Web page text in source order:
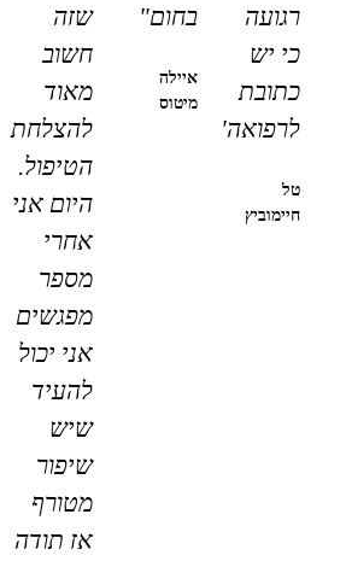
רגועה
כי יש
כתובת
לרפואה"
טל
חיימוביץ
בחום"
איילה
מיטוס
שזה
חשוב
מאוד
להצלחת
הטיפול.
היום אני
אחרי
מספר
מפגשים
אני יכול
להעיד
שיש
שיפור
מטורף
אז תודה